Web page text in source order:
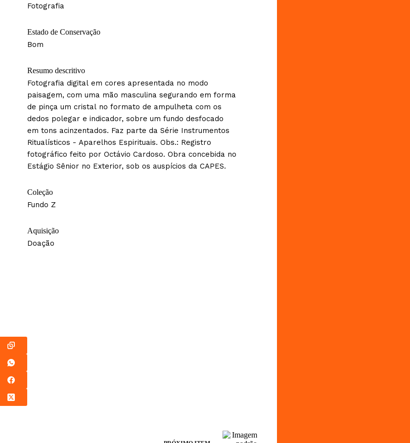
Fotografia
Estado de Conservação
Bom
Resumo descritivo
Fotografia digital em cores apresentada no modo
paisagem, com uma mão masculina segurando em forma
de pinça um cristal no formato de ampulheta com os
dedos polegar e indicador, sobre um fundo desfocado
em tons acinzentados. Faz parte da Série Instrumentos
Ritualísticos - Aparelhos Espirituais. Obs.: Registro
fotográfico feito por Octávio Cardoso. Obra concebida no
Estágio Sênior no Exterior, sob os auspícios da CAPES.
Coleção
Fundo Z
Aquisição
Doação